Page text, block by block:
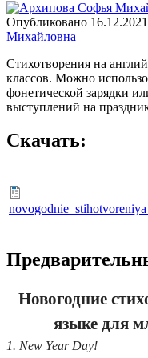
Опубликовано
Михайловна
Стихотворения на
классов. Можно
фонетической зарядки
выступлений на
Скачать:
Новогодние
языке для
1. New Year Day!